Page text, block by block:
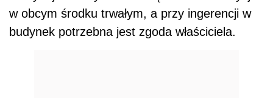
w obcym środku trwałym, a przy ingerencji w
budynek potrzebna jest zgoda właściciela.